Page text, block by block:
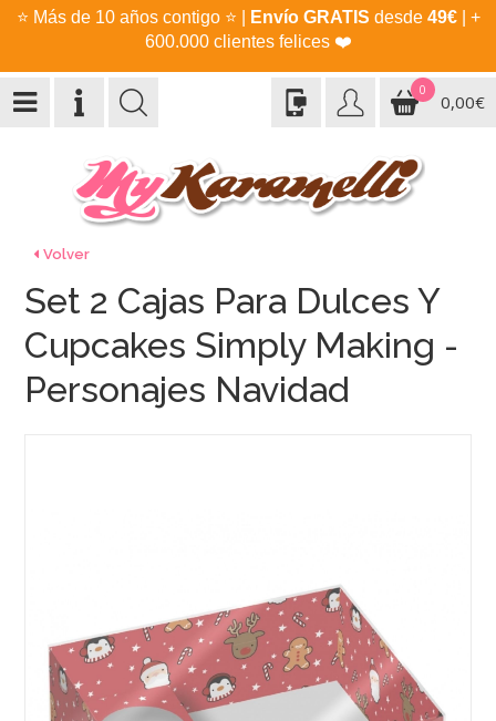
⭐ Más de 10 años contigo ⭐ Envío GRATIS desde 49€| +
600.000 clientes felices ❤️
0
0,00€
Volver
Set 2 Cajas Para Dulces Y
Cupcakes Simply Making -
Personajes Navidad